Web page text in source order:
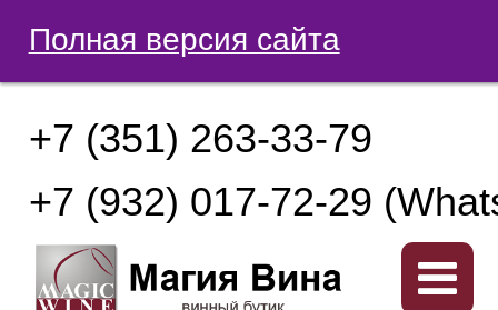
Полная версия сайта
+7 (351) 263-33-79
+7 (932) 017-72-29